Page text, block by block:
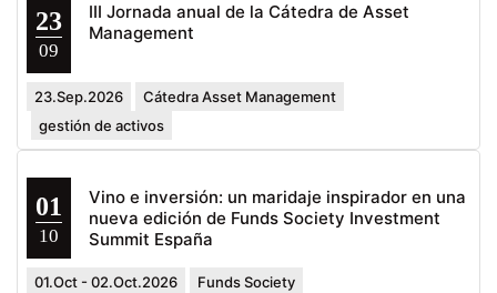
23
09
III Jornada anual de la Cátedra de Asset
Management
23.Sep.2026
Cátedra Asset Management
gestión de activos
01
10
Vino e inversión: un maridaje inspirador en una
nueva edición de Funds Society Investment
Summit España
01.Oct - 02.Oct.2026
Funds Society